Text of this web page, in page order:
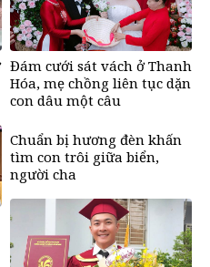
Đám cưới sát vách ở Thanh
Hóa, mẹ chồng liên tục dặn
con dâu một câu
Chuẩn bị hương đèn khấn
tìm con trôi giữa biển,
người cha
tim&amp;apos; khi nghe
con từ cõi chết trở về